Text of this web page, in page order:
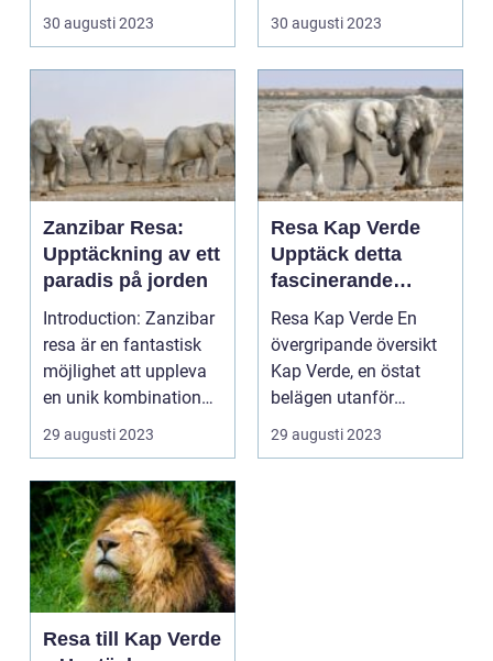
turkosblåa hav och en
30 augusti 2023
marknader och
paradi...
30 augusti 2023
Zanzibar Resa:
Upptäckning av ett
paradis på jorden
Introduction: Zanzibar
resa är en fantastisk
möjlighet att uppleva
en unik kombination
av exotisk ku...
29 augusti 2023
Resa Kap Verde
Upptäck detta
fascinerande
resmål med sina
vackra stränder
och rika kultur
Resa Kap Verde En
övergripande översikt
Kap Verde, en östat
belägen utanför
Västafrikas kust, är
29 augusti 2023
Resa till Kap Verde